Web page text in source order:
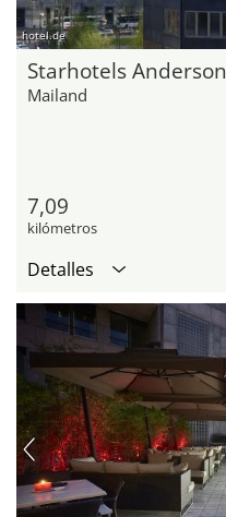
hotel.de
Starhotels Anderson
Mailand
7,09
kilómetros
Detalles